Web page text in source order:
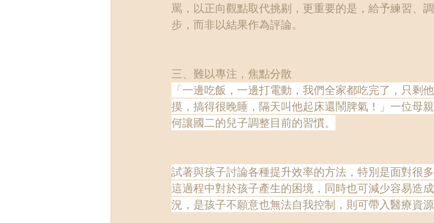
罵，以正向觀點取代挑剔，更重要的是，給予練習、
步，而非以結果作為評論。
三、難以專注，焦點分散
「一邊吃飯，一邊打電動，我們全家都吃完了，只剩
摸，搞得很晚睡，隔天叫他起床還鬧脾氣！」一位母
何讓國二的兒子調整目前的習慣。
試著與孩子討論各種提升效率的方法，特別是面對很
這過程中對於孩子產生的困境，同時也可減少容易造
況，是孩子不願意也無法自我控制，則可帶入醫療資源